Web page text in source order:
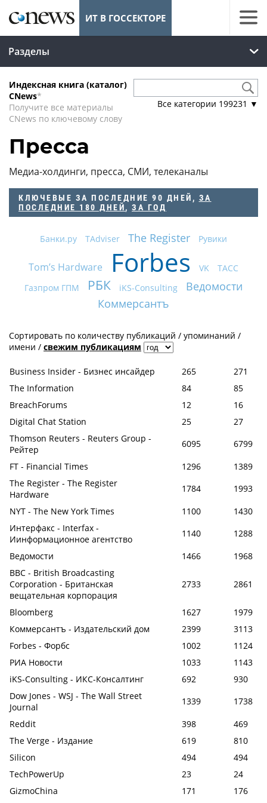
ИТ В ГОССЕКТОРЕ
Разделы
Индексная книга (каталог)
CNews*
Получите все материалы
CNews по ключевому слову
Все категории 199231 ▼
Пресса
Медиа-холдинги, пресса, СМИ, телеканалы
КЛЮЧЕВЫЕ ЗА ПОСЛЕДНИЕ 90 ДНЕЙ , ЗА
ПОСЛЕДНИЕ 180 ДНЕЙ, ЗА ГОД
Банки.ру TAdviser The Register Рувики
Tom’s Hardware Forbes VK
ТАСС
Газпром ГПМ
РБК iKS-Consulting
Ведомости
Коммерсантъ
Сортировать по количеству публикаций / упоминаний /
имени / свежим публикациям
Business Insider - Бизнес инсайдер 265
271
The Information
84
85
BreachForums
12
16
Digital Chat Station
25
27
Thomson Reuters - Reuters Group -
Рейтер
6095
6799
FT - Financial Times
1296
1389
The Register - The Register
Hardware
1784
1993
NYT - The New York Times
1100
1430
Интерфакс - Interfax -
Иинформационное агентство
1140
1288
Ведомости
1466
1968
BBC - British Broadcasting
Corporation - Британская
вещательная корпорация
2733 2861
Bloomberg 1627
1979
Коммерсантъ - Издательский дом
2399
3113
Forbes - Форбс
1002
1124
РИА Новости
1033
1143
iKS-Consulting - ИКС-Консалтинг
692
930
Dow Jones - WSJ - The Wall Street
Journal
1339
1738
Reddit
398
469
The Verge - Издание
619
810
Silicon
494
494
TechPowerUp
23
24
GizmoChina
171
176